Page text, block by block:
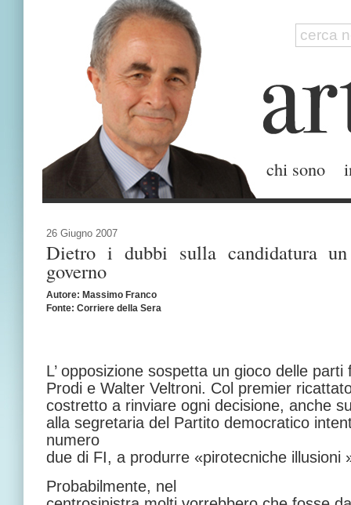
chi sono
26 Giugno 2007
Dietro i dubbi sulla candidatura
governo
Autore: Massimo Franco
Fonte: Corriere della Sera
L’ opposizione sospetta un gioco delle parti
Prodi e Walter Veltroni. Col premier
costretto a rinviare ogni decisione, anche
alla segretaria del Partito democratico
numero
due di FI, a produrre «pirotecniche illusioni
Probabilmente, nel